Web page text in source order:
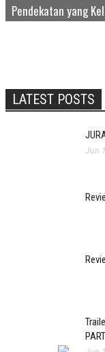
Pendekatan yang
LATEST POSTS
Jun